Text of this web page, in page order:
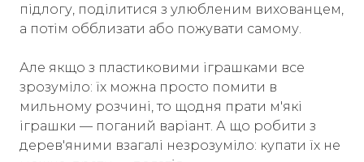
підлогу, поділитися з улюбленим вихованцем,
а потім обблизати або пожувати самому.
Але якщо з пластиковими іграшками все
зрозуміло: їх можна просто помити в
мильному розчині, то щодня прати м'які
іграшки — поганий варіант. А що робити з
дерев'яними взагалі незрозуміло: купати їх не